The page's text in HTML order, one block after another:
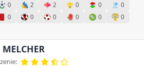
0 2 2 0 0
0
0 0 0 0 0
0